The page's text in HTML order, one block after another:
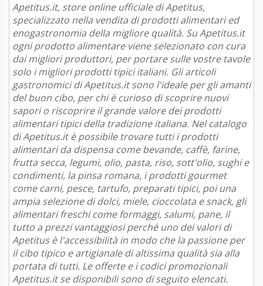
Apetitus.it, store online ufficiale di Apetitus,
specializzato nella vendita di prodotti alimentari ed
enogastronomia della migliore qualità. Su Apetitus.it
ogni prodotto alimentare viene selezionato con cura
dai migliori produttori, per portare sulle vostre tavole
solo i migliori prodotti tipici italiani. Gli articoli
gastronomici di Apetitus.it sono l'ideale per gli amanti
del buon cibo, per chi è curioso di scoprire nuovi
sapori o riscoprire il grande valore dei prodotti
alimentari tipici della tradizione italiana. Nel catalogo
di Apetitus.it è possibile trovare tutti i prodotti
alimentari da dispensa come bevande, caffè, farine,
frutta secca, legumi, olio, pasta, riso, sott'olio, sughi e
condimenti, la pinsa romana, i prodotti gourmet
come carni, pesce, tartufo, preparati tipici, poi una
ampia selezione di dolci, miele, cioccolata e snack, gli
alimentari freschi come formaggi, salumi, pane, il
tutto a prezzi vantaggiosi perché uno dei valori di
Apetitus è l'accessibilità in modo che la passione per
il cibo tipico e artigianale di altissima qualità sia alla
portata di tutti. Le offerte e i codici promozionali
Apetitus.it se disponibili sono di seguito elencati.